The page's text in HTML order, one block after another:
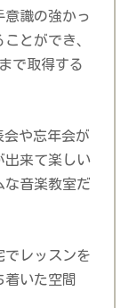
識の強かっ
とができ、
で取得する
や忘年会が
出来て楽しい
な音楽教室だ
でレッスンを
いた空間